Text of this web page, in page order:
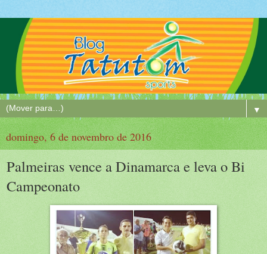
▼
domingo, 6 de novembro de 2016
Palmeiras vence a Dinamarca e leva o Bi
Campeonato